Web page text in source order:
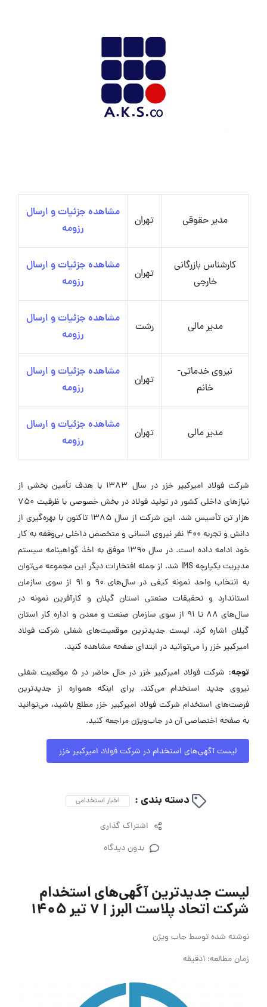
مدیر حقوقی تهران
مشاهده جزئیات و ارسال
رزومه
کارشناس بازرگانی
خارجی
تهران
مشاهده جزئیات و ارسال
رزومه
مدیر مالی رشت
مشاهده جزئیات و ارسال
رزومه
نیروی خدماتی-
خانم
تهران
مشاهده جزئیات و ارسال
رزومه
مدیر مالی تهران
مشاهده جزئیات و ارسال
رزومه
شرکت فولاد امیرکبیر خزر در سال 1383 با هدف تأمین بخشی از
نیازهای داخلی کشور در تولید فولاد در بخش خصوصی با ظرفیت 750
هزار تن تأسیس شد. این شرکت از سال 1385 تاکنون با بهره‌گیری از
دانش و تجربه 400 نفر نیروی انسانی و متخصص داخلی بی‌وقفه به کار
خود ادامه داده است. در سال 1390 موفق به اخذ گواهینامه سیستم
مدیریت یکپارچه IMS شد. از جمله افتخارات دیگر این مجموعه می‌توان
به انتخاب واحد نمونه کیفی در سال‌های 90 و 91 از سوی سازمان
استاندارد و تحقیقات صنعتی استان گیلان و کارآفرین نمونه در
سال‌های 88 تا 91 از سوی سازمان صنعت و معدن و اداره کار استان
گیلان اشاره کرد. لیست جدیدترین موقعیت‌های شغلی شرکت فولاد
امیرکبیر خزر را می‌توانید در ابتدای صفحه مشاهده کنید.
توجه:
شرکت فولاد امیرکبیر خزر در حال حاضر در ۵ موقعیت شغلی
نیروی جدید استخدام می‌کند. برای اینکه همواره از جدیدترین
فرصت‌های استخدام شرکت فولاد امیرکبیر خزر مطلع باشید، می‌توانید
به صفحه اختصاصی آن در جاب‌ویژن مراجعه کنید.
لیست آگهی‌های استخدام در شرکت فولاد امیرکبیر خزر
دسته بندی : اخبار استخدامی
اشتراک گذاری
بدون دیدگاه
لیست جدیدترین آگهی‌های استخدام
شرکت اتحاد پلاست البرز | ۷ تیر ۱۴۰۵
نوشته شده توسطجاب ویژن
زمان مطالعه: 1دقیقه